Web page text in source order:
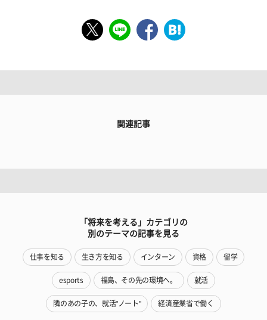
関連記事
「将来を考える」カテゴリの
別のテーマの記事を見る
仕事を知る 生き方を知る インターン 資格 留学
esports 福島、その先の環境へ。 就活
隣のあの子の、就活"ノート" 経済産業省で働く